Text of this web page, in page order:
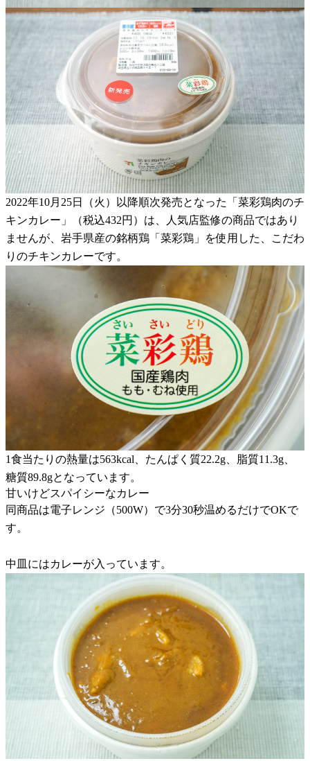
2022年10月25日（火）以降順次発売となった「菜彩鶏肉のチ
キンカレー」（税込432円）は、人気店監修の商品ではあり
ませんが、岩手県産の銘柄鶏「菜彩鶏」を使用した、こだわ
りのチキンカレーです。
1食当たりの熱量は563kcal、たんぱく質22.2g、脂質11.3g、
糖質89.8gとなっています。
甘いけどスパイシーなカレー
同商品は電子レンジ（500W）で3分30秒温めるだけでOKで
す。
中皿にはカレーが入っています。